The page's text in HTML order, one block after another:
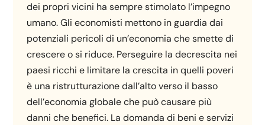
dei propri vicini ha sempre stimolato l’impegno
umano. Gli economisti mettono in guardia dai
potenziali pericoli di un’economia che smette di
crescere o si riduce. Perseguire la decrescita nei
paesi ricchi e limitare la crescita in quelli poveri
è una ristrutturazione dall’alto verso il basso
dell’economia globale che può causare più
danni che benefici. La domanda di beni e servizi